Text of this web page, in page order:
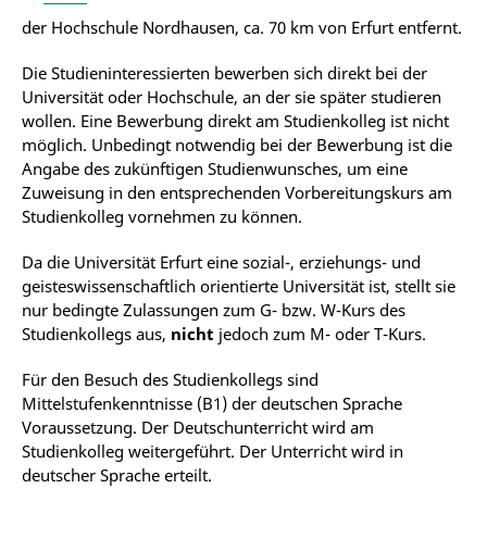
der Hochschule Nordhausen, ca. 70 km von Erfurt entfernt.
Die Studieninteressierten bewerben sich direkt bei der
Universität oder Hochschule, an der sie später studieren
wollen. Eine Bewerbung direkt am Studienkolleg ist nicht
möglich. Unbedingt notwendig bei der Bewerbung ist die
Angabe des zukünftigen Studienwunsches, um eine
Zuweisung in den entsprechenden Vorbereitungskurs am
Studienkolleg vornehmen zu können.
Da die Universität Erfurt eine sozial-, erziehungs- und
geisteswissenschaftlich orientierte Universität ist, stellt sie
nur bedingte Zulassungen zum G- bzw. W-Kurs des
Studienkollegs aus, nicht jedoch zum M- oder T-Kurs.
Für den Besuch des Studienkollegs sind
Mittelstufenkenntnisse (B1) der deutschen Sprache
Voraussetzung. Der Deutschunterricht wird am
Studienkolleg weitergeführt. Der Unterricht wird in
deutscher Sprache erteilt.